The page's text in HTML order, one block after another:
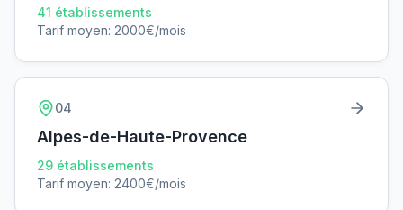
41 établissements
Tarif moyen: 2000€/mois
04
Alpes-de-Haute-Provence
29 établissements
Tarif moyen: 2400€/mois